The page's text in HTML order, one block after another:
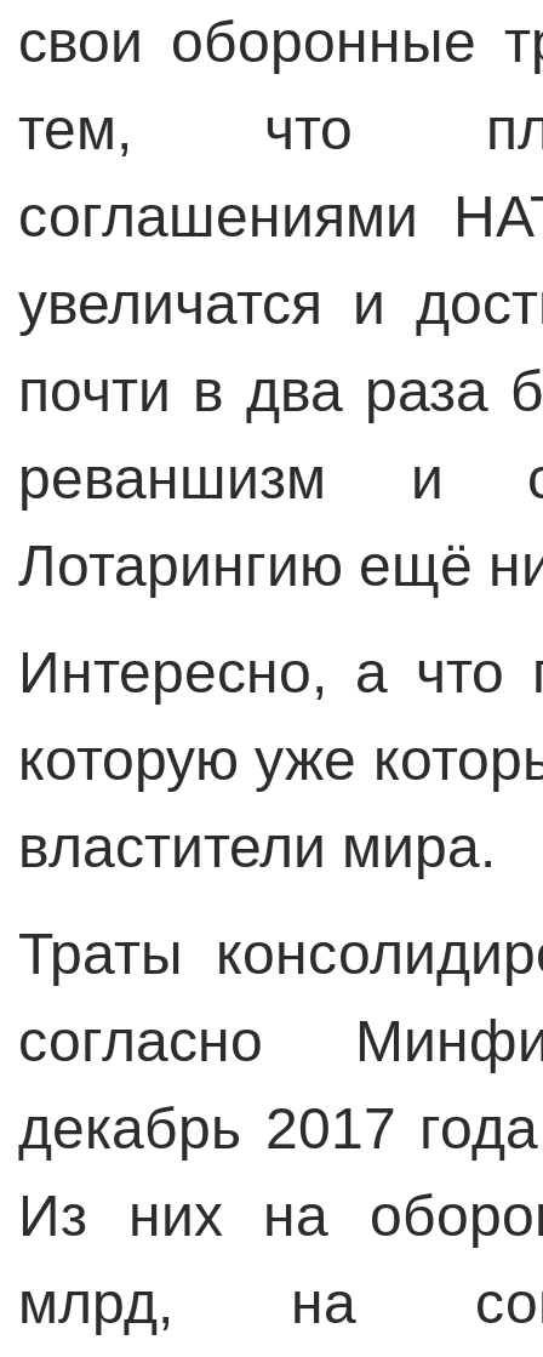
свои оборонные
тем, что
соглашениями
увеличатся и
почти в два раза
реваншизм и
Лотарингию ещё
Интересно, а что
которую уже
властители мира.
Траты
согласно
декабрь 2017
Из них на
млрд, на